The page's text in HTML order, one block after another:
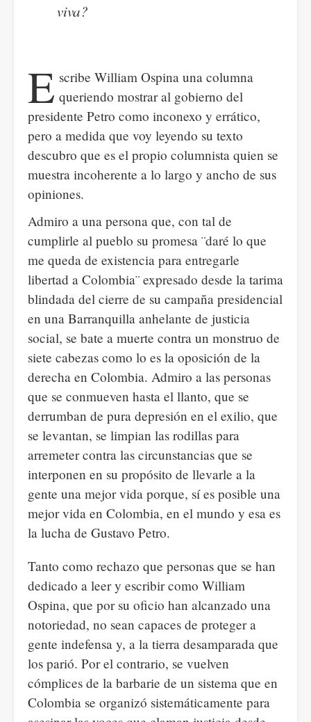
viva?
E scribe William Ospina una columna
queriendo mostrar al gobierno del
presidente Petro como inconexo y errático,
pero a medida que voy leyendo su texto
descubro que es el propio columnista quien se
muestra incoherente a lo largo y ancho de sus
opiniones.
Admiro a una persona que, con tal de
cumplirle al pueblo su promesa ¨daré lo que
me queda de existencia para entregarle
libertad a Colombia¨ expresado desde la tarima
blindada del cierre de su campaña presidencial
en una Barranquilla anhelante de justicia
social, se bate a muerte contra un monstruo de
siete cabezas como lo es la oposición de la
derecha en Colombia. Admiro a las personas
que se conmueven hasta el llanto, que se
derrumban de pura depresión en el exilio, que
se levantan, se limpian las rodillas para
arremeter contra las circunstancias que se
interponen en su propósito de llevarle a la
gente una mejor vida porque, sí es posible una
mejor vida en Colombia, en el mundo y esa es
la lucha de Gustavo Petro.
Tanto como rechazo que personas que se han
dedicado a leer y escribir como William
Ospina, que por su oficio han alcanzado una
notoriedad, no sean capaces de proteger a
gente indefensa y, a la tierra desamparada que
los parió. Por el contrario, se vuelven
cómplices de la barbarie de un sistema que en
Colombia se organizó sistemáticamente para